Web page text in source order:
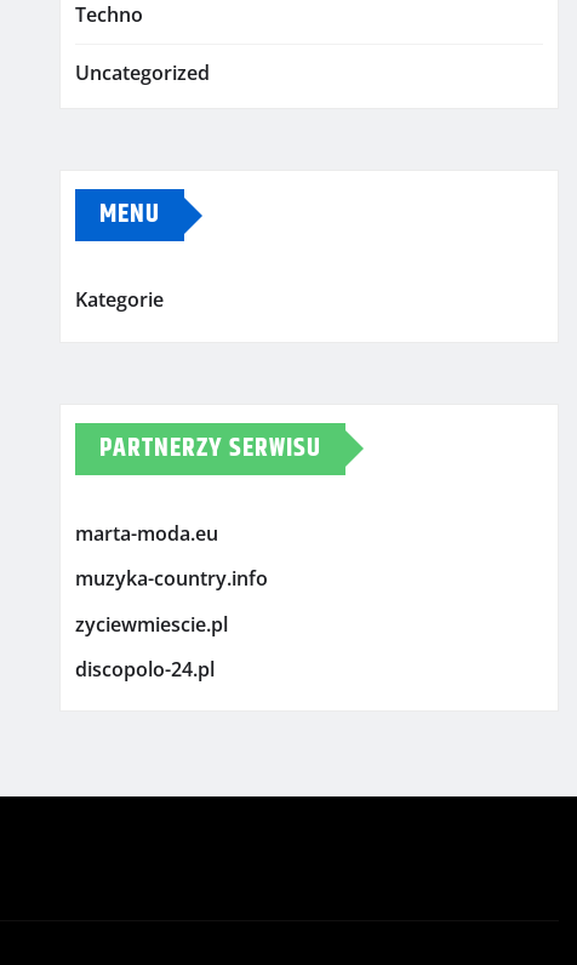
Techno
Uncategorized
MENU
Kategorie
PARTNERZY SERWISU
marta-moda.eu
muzyka-country.info
zyciewmiescie.pl
discopolo-24.pl